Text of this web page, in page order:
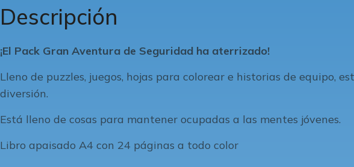
Descripción
¡El Pack Gran Aventura de Seguridad ha aterrizado!
Lleno de puzzles, juegos, hojas para colorear e historias de equipo,
diversión.
Está lleno de cosas para mantener ocupadas a las mentes jóvenes.
Libro apaisado A4 con 24 páginas a todo color